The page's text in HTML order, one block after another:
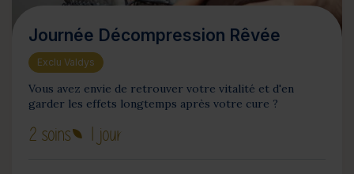
Journée Décompression Rêvée
Exclu Valdys
Vous avez envie de retrouver votre vitalité et d'en
garder les effets longtemps après votre cure ?
2 soins 1 jour